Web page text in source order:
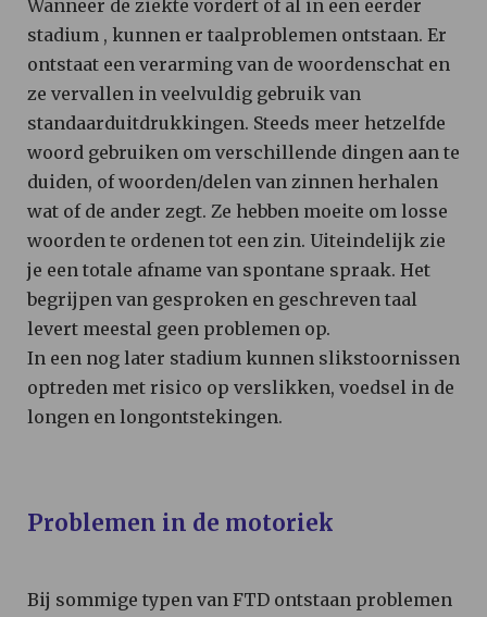
Wanneer de ziekte vordert of al in een eerder
stadium , kunnen er taalproblemen ontstaan. Er
ontstaat een verarming van de woordenschat en
ze vervallen in veelvuldig gebruik van
standaarduitdrukkingen. Steeds meer hetzelfde
woord gebruiken om verschillende dingen aan te
duiden, of woorden/delen van zinnen herhalen
wat of de ander zegt. Ze hebben moeite om losse
woorden te ordenen tot een zin. Uiteindelijk zie
je een totale afname van spontane spraak. Het
begrijpen van gesproken en geschreven taal
levert meestal geen problemen op.
In een nog later stadium kunnen slikstoornissen
optreden met risico op verslikken, voedsel in de
longen en longontstekingen.
Problemen in de motoriek
Bij sommige typen van FTD ontstaan problemen